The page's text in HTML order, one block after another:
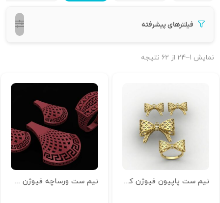
فیلترهای پیشرفته
نمایش 1–24 از 62 نتیجه
نیم ست پاپیون فیوژن کد 01 نیم ست ورساچه فیوژن کد 3